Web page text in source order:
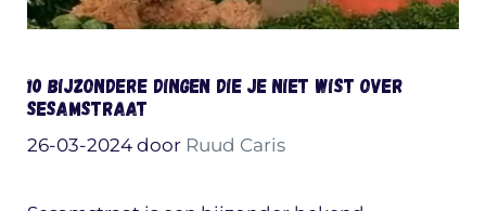
10 bijzondere dingen die je niet wist over
Sesamstraat
26-03-2024 door Ruud Caris